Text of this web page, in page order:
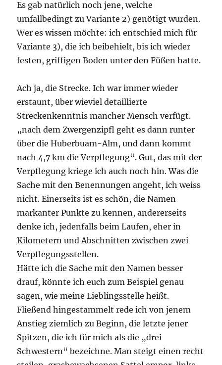
Es gab natürlich noch jene, welche
umfallbedingt zu Variante 2) genötigt wurden.
Wer es wissen möchte: ich entschied mich für
Variante 3), die ich beibehielt, bis ich wieder
festen, griffigen Boden unter den Füßen hatte.
Ach ja, die Strecke. Ich war immer wieder
erstaunt, über wieviel detaillierte
Streckenkenntnis mancher Mensch verfügt.
„nach dem Zwergenzipfl geht es dann runter
über die Huberbuam-Alm, und dann kommt
nach 4,7 km die Verpflegung“. Gut, das mit der
Verpflegung kriege ich auch noch hin. Was die
Sache mit den Benennungen angeht, ich weiss
nicht. Einerseits ist es schön, die Namen
markanter Punkte zu kennen, andererseits
denke ich, jedenfalls beim Laufen, eher in
Kilometern und Abschnitten zwischen zwei
Verpflegungsstellen.
Hätte ich die Sache mit den Namen besser
drauf, könnte ich euch zum Beispiel genau
sagen, wie meine Lieblingsstelle heißt.
Fließend hingestammelt rede ich von jenem
Anstieg ziemlich zu Beginn, die letzte jener
Spitzen, die ich für mich als die „drei
Schwestern“ bezeichne. Man steigt einen recht